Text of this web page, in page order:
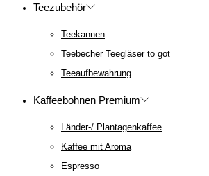
Teezubehör
Teekannen
Teebecher Teegläser to got
Teeaufbewahrung
Kaffeebohnen Premium
Länder-/ Plantagenkaffee
Kaffee mit Aroma
Espresso